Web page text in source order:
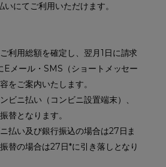
にてご利用いただけます。
利用総額を確定し、翌月1日に請求
Eメール・SMS（ショートメッセー
をご案内いたします。
ビニ払い（コンビニ設置端末）、
替となります。
払い及び銀行振込の場合は27日ま
替の場合は27日*に引き落しとなり